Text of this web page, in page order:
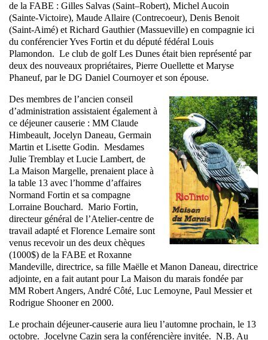
de la FABE : Gilles Salvas (Saint–Robert), Michel Aucoin
(Sainte-Victoire), Maude Allaire (Contrecoeur), Denis Benoit
(Saint-Aimé) et Richard Gauthier (Massueville) en compagnie ici
du conférencier Yves Fortin et du député fédéral Louis
Plamondon. Le club de golf Les Dunes était bien représenté par
deux des nouveaux propriétaires, Pierre Ouellette et Maryse
Phaneuf, par le DG Daniel Cournoyer et son épouse.
Des membres de l’ancien conseil
d’administration assistaient également à
ce déjeuner causerie : MM Claude
Himbeault, Jocelyn Daneau, Germain
Martin et Lisette Godin. Mesdames
Julie Tremblay et Lucie Lambert, de
La Maison Margelle, prenaient place à
la table 13 avec l’homme d’affaires
Normand Fortin et sa compagne
Lorraine Bouchard. Mario Fortin,
directeur général de l’Atelier-centre de
travail adapté et Florence Lemaire sont
venus recevoir un des deux chèques
(1000$) de la FABE et Roxanne
Mandeville, directrice, sa fille Maëlle et Manon Daneau, directrice
adjointe, en a fait autant pour La Maison du marais fondée par
MM Robert Angers, André Côté, Luc Lemoyne, Paul Messier et
Rodrigue Shooner en 2000.
Le prochain déjeuner-causerie aura lieu l’automne prochain, le 13
octobre. Jocelyne Cazin sera la conférencière invitée. N.B. Au